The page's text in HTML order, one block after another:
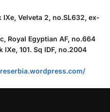
Velveta 2, no.SL632, ex-
Royal Egyptian AF, no.664
101. Sq IDF, no.2004